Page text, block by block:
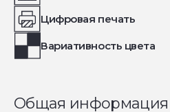
Цифровая печать
Вариативность цвета
Общая информация